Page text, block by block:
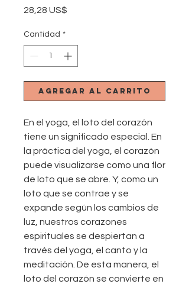
28,28 US$
Cantidad *
Agregar al carrito
En el yoga, el loto del corazón
tiene un significado especial. En
la práctica del yoga, el corazón
puede visualizarse como una flor
de loto que se abre. Y, como un
loto que se contrae y se
expande según los cambios de
luz, nuestros corazones
espirituales se despiertan a
través del yoga, el canto y la
meditación. De esta manera, el
loto del corazón se convierte en